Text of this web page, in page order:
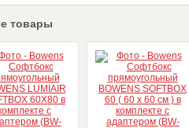
товары